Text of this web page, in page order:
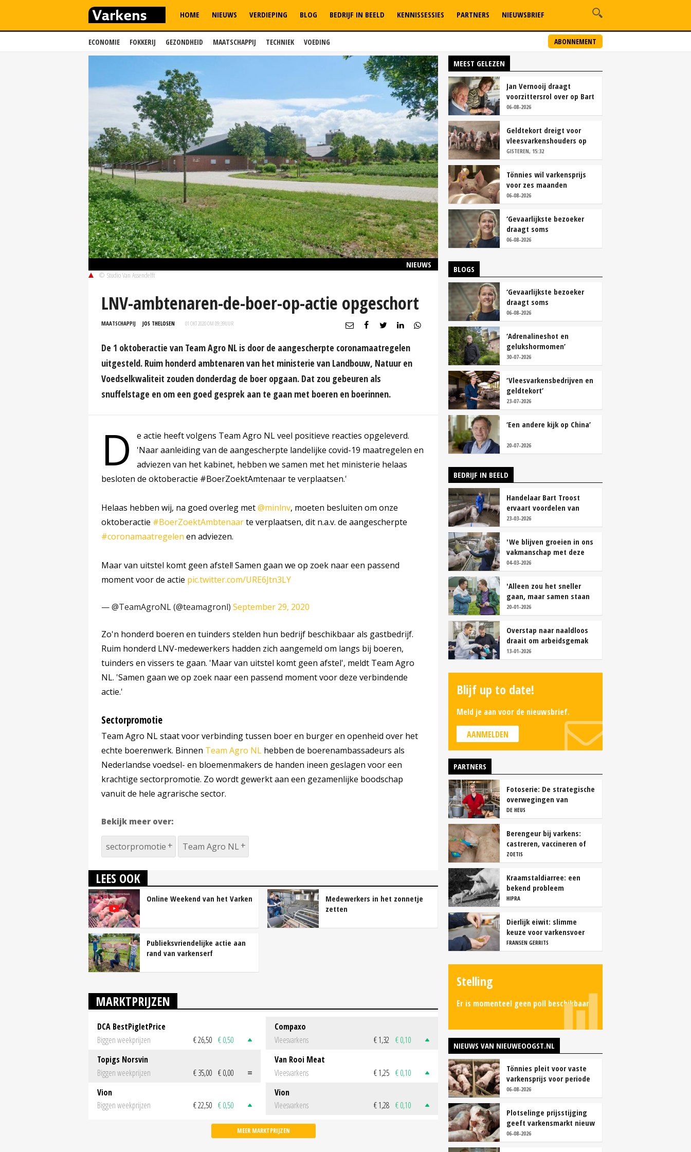
ECONOMIE FOKKERIJ GEZONDHEID MAATSCHAPPIJ TECHNIEK VOEDING ABONNEMENT
HOME NIEUWS VERDIEPING BLOG BEDRIJF IN BEELD KENNISSESSIES PARTNERS NIEUWSBRIEF
NIEUWS
© Studio Van Assendelft
LNV-ambtenaren-de-boer-op-actie opgeschort
MAATSCHAPPIJ JOS THELOSEN 01 OKT 2020 OM 09:39UUR
De 1 oktoberactie van Team Agro NL is door de aangescherpte coronamaatregelen
uitgesteld. Ruim honderd ambtenaren van het ministerie van Landbouw, Natuur en
Voedselkwaliteit zouden donderdag de boer opgaan. Dat zou gebeuren als
snuffelstage en om een goed gesprek aan te gaan met boeren en boerinnen.
D
e actie heeft volgens Team Agro NL veel positieve reacties opgeleverd.
'Naar aanleiding van de aangescherpte landelijke covid-19 maatregelen en
adviezen van het kabinet, hebben we samen met het ministerie helaas
besloten de oktoberactie #BoerZoektAmtenaar te verplaatsen.'
Helaas hebben wij, na goed overleg met@minlnv, moeten besluiten om onze
oktoberactie #BoerZoektAmbtenaarte verplaatsen, dit n.a.v. de aangescherpte
#coronamaatregelen en adviezen.
Maar van uitstel komt geen afstel! Samen gaan we op zoek naar een passend
moment voor de actie pic.twitter.com/URE6Jtn3LY
— @TeamAgroNL (@teamagronl) September 29, 2020
Zo'n honderd boeren en tuinders stelden hun bedrijf beschikbaar als gastbedrijf.
Ruim honderd LNV-medewerkers hadden zich aangemeld om langs bij boeren,
tuinders en vissers te gaan. 'Maar van uitstel komt geen afstel', meldt Team Agro
NL. 'Samen gaan we op zoek naar een passend moment voor deze verbindende
actie.'
Sectorpromotie
Team Agro NL staat voor verbinding tussen boer en burger en openheid over het
echte boerenwerk. Binnen Team Agro NL hebben de boerenambassadeurs als
Nederlandse voedsel- en bloemenmakers de handen ineen geslagen voor een
krachtige sectorpromotie. Zo wordt gewerkt aan een gezamenlijke boodschap
vanuit de hele agrarische sector.
Bekijk meer over:
sectorpromotie Team Agro NL
LEES OOK
Online Weekend van het Varken
Medewerkers in het zonnetje
zetten
Publieksvriendelijke actie aan
rand van varkenserf
MARKTPRIJZEN
DCA BestPigletPrice
Biggen weekprijzen
€ 26,50 € 0,50
Topigs Norsvin
Biggen weekprijzen
€ 35,00 € 0,00
Vion
Biggen weekprijzen
€ 22,50 € 0,50
Compaxo
Vleesvarkens
€ 1,32 € 0,10
Van Rooi Meat
Vleesvarkens
€ 1,25 € 0,10
Vion
Vleesvarkens
€ 1,28 € 0,10
MEER MARKTPRIJZEN
MEEST GELEZEN
Jan Vernooij draagt
voorzittersrol over op Bart
Camps
06-08-2026
Geldtekort dreigt voor
vleesvarkenshouders op
vrije markt
GISTEREN, 15:32
Tönnies wil varkensprijs
voor zes maanden
vastleggen
06-08-2026
‘Gevaarlijkste bezoeker
draagt soms
overschoenen’
06-08-2026
BLOGS
‘Gevaarlijkste bezoeker
draagt soms
overschoenen’
06-08-2026
‘Adrenalineshot en
gelukshormomen’
30-07-2026
‘Vleesvarkensbedrijven en
geldtekort’
23-07-2026
‘Een andere kijk op China’
20-07-2026
BEDRIJF IN BEELD
Handelaar Bart Troost
ervaart voordelen van
coöperatieve voerfusie
23-03-2026
'We blijven groeien in ons
vakmanschap met deze
teamaanpak'
04-03-2026
'Alleen zou het sneller
gaan, maar samen staan
we stukken sterker'
20-01-2026
Overstap naar naaldloos
draait om arbeidsgemak
en diervriendelijkheid
13-01-2026
Blijf up to date!
Meld je aan voor de nieuwsbrief.
AANMELDEN
PARTNERS
Fotoserie: De strategische
overwegingen van
varkensbedrijf Gerrits
DE HEUS
Berengeur bij varkens:
castreren, vaccineren of
intact houden?
ZOETIS
Kraamstaldiarree: een
bekend probleem
HIPRA
Dierlijk eiwit: slimme
keuze voor varkensvoer
FRANSEN GERRITS
Stelling
Er is momenteel geen poll beschikbaar.
NIEUWS VAN NIEUWEOOGST.NL
Tönnies pleit voor vaste
varkensprijs voor periode
van zes maanden
06-08-2026
Plotselinge prijsstijging
geeft varkensmarkt nieuw
perspectief
06-08-2026